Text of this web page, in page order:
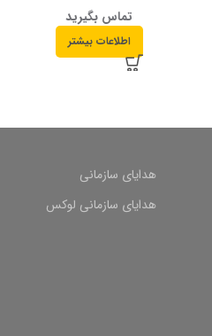
تماس بگیرید
اطلاعات بیشتر
هدایای سازمانی
هدایای سازمانی لوکس